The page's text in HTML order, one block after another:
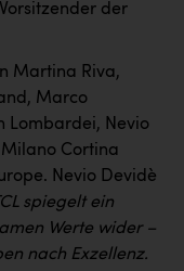
der
Martina Riva,
Marco
Lombardei, Nevio
Cortina
Nevio Devidè
spiegelt ein
Werte wider –
nach Exzellenz.